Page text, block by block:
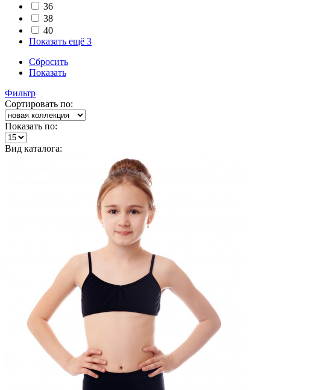
36
38
40
Показать ещё 3
Сбросить
Показать
Фильтр
Сортировать по:
Показать по:
Вид каталога: